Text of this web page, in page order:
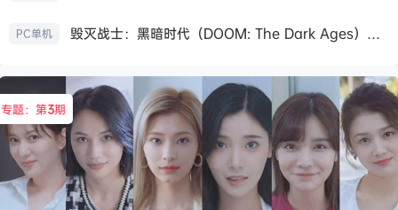
PC单机 毁灭战士：黑暗时代（DOOM: The Dark Ages）免安装中文版
专题：第3期